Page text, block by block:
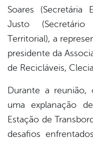
Soares (Secretária
Justo
Territorial), a
presidente da
de Recicláveis,
Durante a reunião,
uma explanação
Estação de
desafios